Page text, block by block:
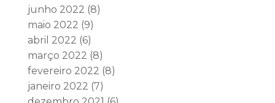
junho 2022 (8)
maio 2022 (9)
abril 2022 (6)
março 2022 (8)
fevereiro 2022 (8)
janeiro 2022 (7)